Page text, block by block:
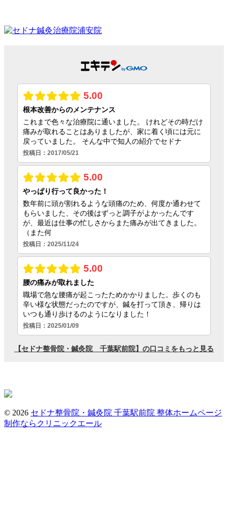
© 2026 セドナ整骨院・鍼灸院 千葉駅前院 整体ホームページ
制作ならクリニックエール